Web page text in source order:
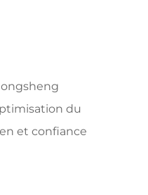
du
et confiance